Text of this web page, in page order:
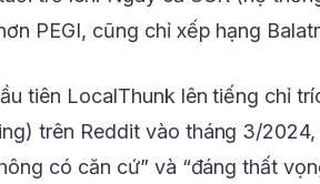
PEGI, cũng chỉ xếp hạng
tiên LocalThunk lên tiếng chỉ
trên Reddit vào tháng 3/
có căn cứ” và “đáng thất